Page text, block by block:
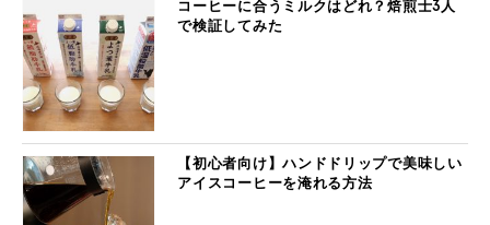
コーヒーに合うミルクはどれ？焙煎士3人
で検証してみた
【初心者向け】ハンドドリップで美味しい
アイスコーヒーを淹れる方法